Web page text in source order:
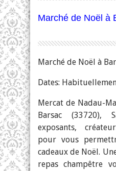
Marché de Noël à
Marché de Noël à
Dates:
Mercat de Nadau-
Barsac (33720),
exposants,
pour vous
cadeaux de Noël.
repas champêtre